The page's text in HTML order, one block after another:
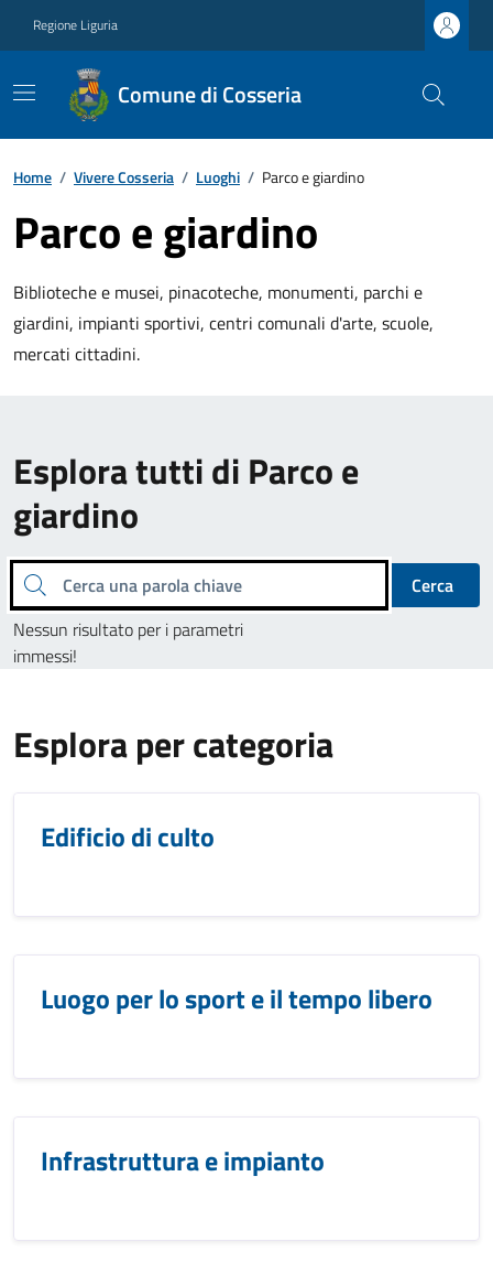
Regione Liguria
Comune di Cosseria
Home / Vivere Cosseria / Luoghi / Parco e giardino
Parco e giardino
Biblioteche e musei, pinacoteche, monumenti, parchi e
giardini, impianti sportivi, centri comunali d'arte, scuole,
mercati cittadini.
Esplora tutti di Parco e
giardino
Cerca una parola chiave
Cerca
Nessun risultato per i parametri
immessi!
Esplora per categoria
Edificio di culto
Luogo per lo sport e il tempo libero
Infrastruttura e impianto